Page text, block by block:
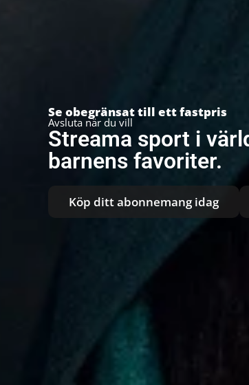
Se obegränsat till ett fastpris
Avsluta när du vill
Streama sport i
barnens favoriter.
Köp ditt abonnemang idag